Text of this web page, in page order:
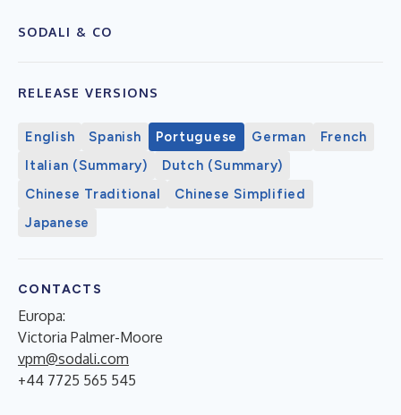
SODALI & CO
RELEASE VERSIONS
English Spanish Portuguese German
French
Italian (Summary)
Dutch (Summary)
Chinese Traditional
Chinese Simplified
Japanese
CONTACTS
Europa:​
​Victoria Palmer-Moore
vpm@sodali.com
+44 7725 565 545